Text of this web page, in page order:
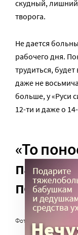
скудный, лишний
творога.
Не дается
рабочего дня.
трудиться,
даже не
больше, у «Руси
12-ти и даже о
«То
падает,
Фото: Илья Питалев /